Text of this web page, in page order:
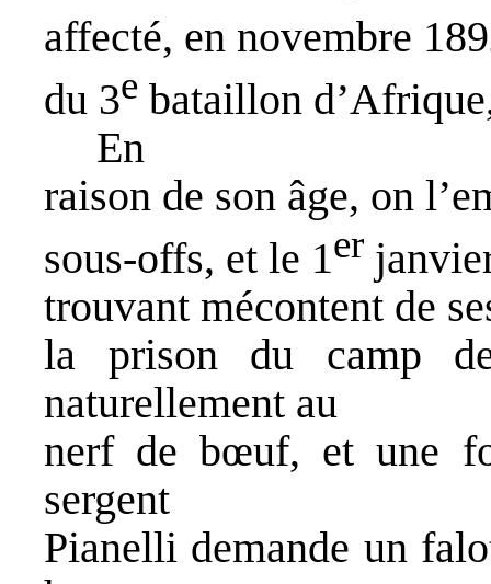
affecté, en novembre
du 3e bataillon
En
raison de son âge, on
sous-offs, et le 1er
trouvant mécontent de
la prison du camp
naturellement au
nerf de bœuf, et une
sergent
Pianelli demande un